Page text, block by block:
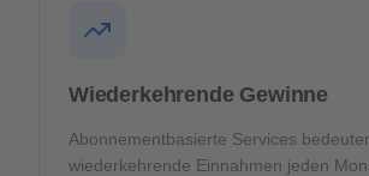
Wiederkehrende Gewinne
Abonnementbasierte Services
wiederkehrende Einnahmen jeden